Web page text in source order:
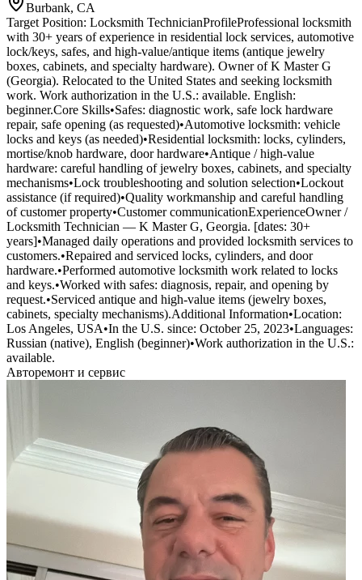
Burbank, CA
Target Position: Locksmith TechnicianProfileProfessional locksmith
with 30+ years of experience in residential lock services, automotive
lock/keys, safes, and high-value/antique items (antique jewelry
boxes, cabinets, and specialty hardware). Owner of K Master G
(Georgia). Relocated to the United States and seeking locksmith
work. Work authorization in the U.S.: available. English:
beginner.Core Skills•Safes: diagnostic work, safe lock hardware
repair, safe opening (as requested)•Automotive locksmith: vehicle
locks and keys (as needed)•Residential locksmith: locks, cylinders,
mortise/knob hardware, door hardware•Antique / high-value
hardware: careful handling of jewelry boxes, cabinets, and specialty
mechanisms•Lock troubleshooting and solution selection•Lockout
assistance (if required)•Quality workmanship and careful handling
of customer property•Customer communicationExperienceOwner /
Locksmith Technician — K Master G, Georgia. [dates: 30+
years]•Managed daily operations and provided locksmith services to
customers.•Repaired and serviced locks, cylinders, and door
hardware.•Performed automotive locksmith work related to locks
and keys.•Worked with safes: diagnosis, repair, and opening by
request.•Serviced antique and high-value items (jewelry boxes,
cabinets, specialty mechanisms).Additional Information•Location:
Los Angeles, USA•In the U.S. since: October 25, 2023•Languages:
Russian (native), English (beginner)•Work authorization in the U.S.:
available.
Авторемонт и cервис